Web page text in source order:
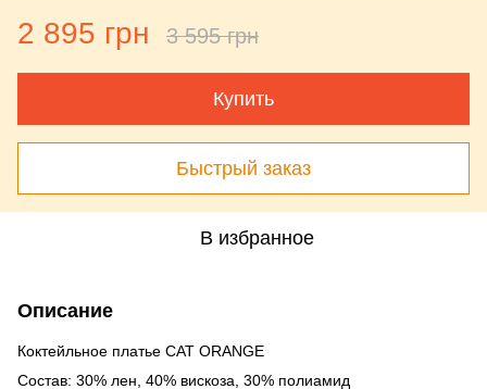
2 895 грн 3 595 грн
Купить
Быстрый заказ
В избранное
Описание
Коктейльное платье CAT ORANGE
Состав: 30% лен, 40% вискоза, 30% полиамид